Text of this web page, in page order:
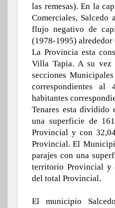
las remesas). En la
Comerciales,
flujo negativo de
(1978-1995)
La Provincia esta
Villa Tapia. A su vez
secciones
correspondientes
habitantes
Tenares esta dividido
una superficie de
Provincial y con
Provincial. El
parajes con una
territorio Provincial y
del total Provincial.
El municipio